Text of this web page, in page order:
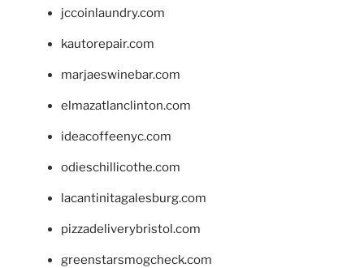
jccoinlaundry.com
kautorepair.com
marjaeswinebar.com
elmazatlanclinton.com
ideacoffeenyc.com
odieschillicothe.com
lacantinitagalesburg.com
pizzadeliverybristol.com
greenstarsmogcheck.com